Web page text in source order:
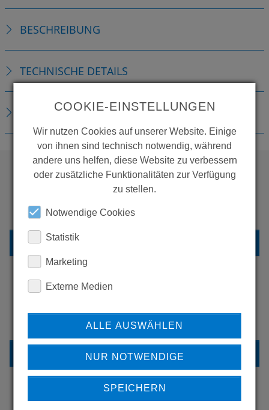
BESCHREIBUNG
TECHNISCHE DETAILS
DOWNLOADS
WOLLEN SIE MEHR
PRODUKTE SEHEN?
ZURÜCK ZUR ÜBERSICHT
UNSERE REFERENZEN
REFERENZEN
COOKIE-EINSTELLUNGEN
Wir nutzen Cookies auf unserer Website. Einige
von ihnen sind technisch notwendig, während
andere uns helfen, diese Website zu verbessern
oder zusätzliche Funktionalitäten zur Verfügung
zu stellen.
Notwendige Cookies
Statistik
Marketing
Externe Medien
ALLE AUSWÄHLEN
NUR NOTWENDIGE
SPEICHERN